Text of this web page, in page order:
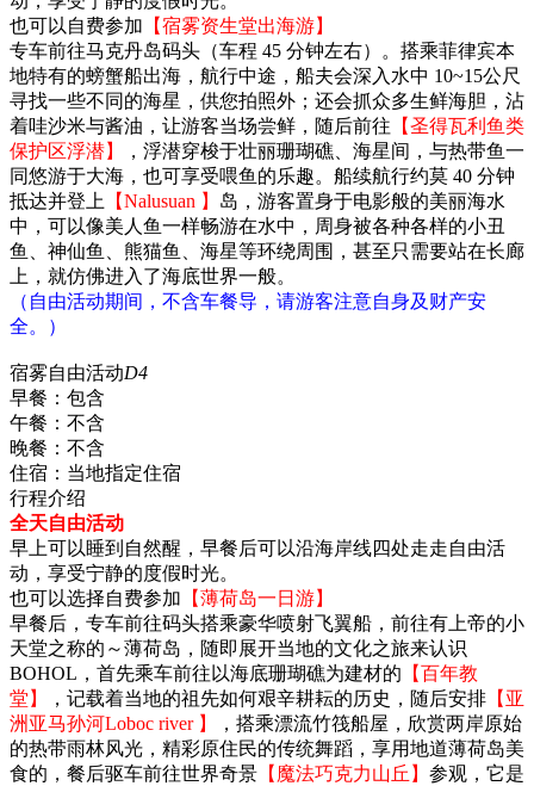
也可以自费参加 【宿雾资生堂出海游】
专车前往马克丹岛码头（车程 45 分钟左右）。搭乘菲律宾本
地特有的螃蟹船出海，航行中途，船夫会深入水中 10~15公尺
寻找一些不同的海星，供您拍照外；还会抓众多生鲜海胆，沾
着哇沙米与酱油，让游客当场尝鲜，随后前往 【圣得瓦利鱼类
保护区浮潜】
，浮潜穿梭于壮丽珊瑚礁、海星间，与热带鱼一
同悠游于大海，也可享受喂鱼的乐趣。船续航行约莫 40 分钟
抵达并登上
【Nalusuan 】 岛，游客置身于电影般的美丽海水
中，可以像美人鱼一样畅游在水中，周身被各种各样的小丑
鱼、神仙鱼、熊猫鱼、海星等环绕周围，甚至只需要站在长廊
上，就仿佛进入了海底世界一般。
（自由活动期间，不含车餐导，请游客注意自身及财产安
全。）
宿雾自由活动D4
早餐： 包含
午餐： 不含
晚餐： 不含
住宿： 当地指定住宿
行程介绍
全天自由活动
早上可以睡到自然醒，早餐后可以沿海岸线四处走走自由活
动，享受宁静的度假时光。
也可以选择自费参加 【薄荷岛一日游】
早餐后，专车前往码头搭乘豪华喷射飞翼船，前往有上帝的小
天堂之称的～薄荷岛，随即展开当地的文化之旅来认识
BOHOL，首先乘车前往以海底珊瑚礁为建材的 【百年教
堂】
，记载着当地的祖先如何艰辛耕耘的历史，随后安排 【亚
洲亚马孙河Loboc river 】
，搭乘漂流竹筏船屋，欣赏两岸原始
的热带雨林风光，精彩原住民的传统舞蹈，享用地道薄荷岛美
食的，餐后驱车前往世界奇景 【魔法巧克力山丘】 参观，它是